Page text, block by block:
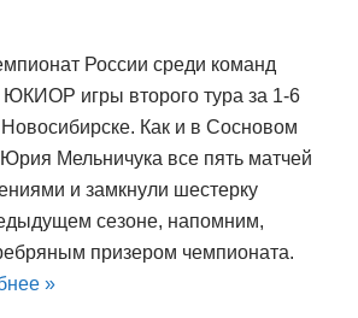
России среди команд
игры второго тура за 1-6
Как и в Сосновом
Мельничука все пять матчей
и замкнули шестерку
сезоне, напомним,
призером чемпионата.
»